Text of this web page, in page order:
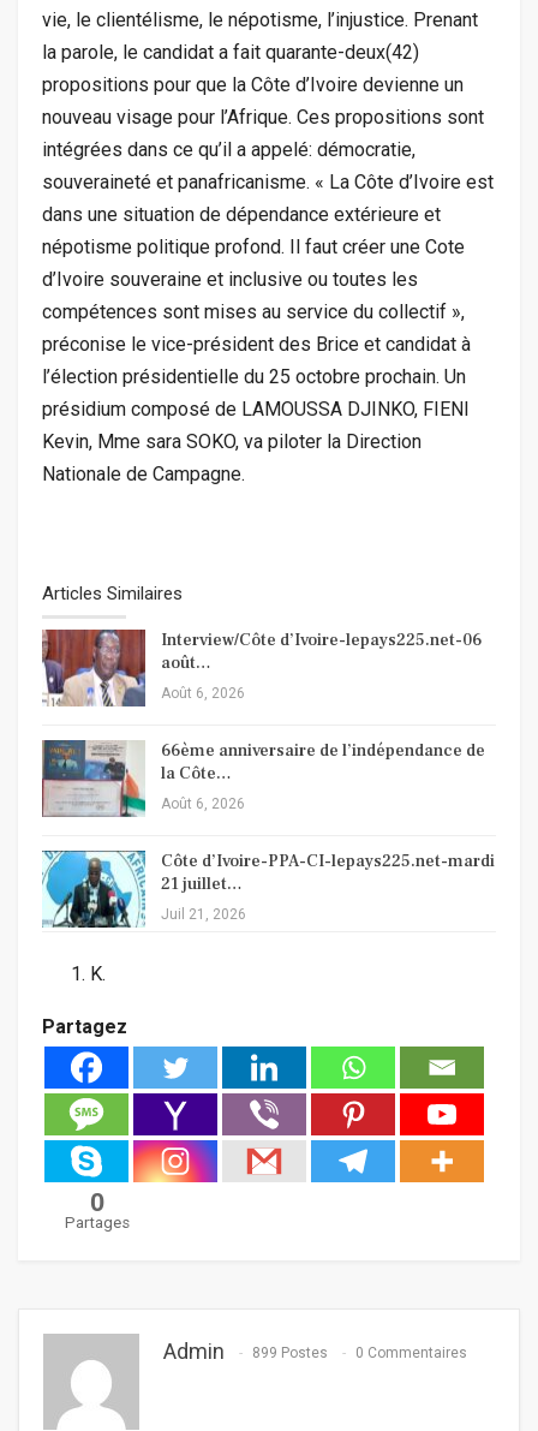
vie, le clientélisme, le népotisme, l’injustice. Prenant
la parole, le candidat a fait quarante-deux(42)
propositions pour que la Côte d’Ivoire devienne un
nouveau visage pour l’Afrique. Ces propositions sont
intégrées dans ce qu’il a appelé: démocratie,
souveraineté et panafricanisme. « La Côte d’Ivoire est
dans une situation de dépendance extérieure et
népotisme politique profond. Il faut créer une Cote
d’Ivoire souveraine et inclusive ou toutes les
compétences sont mises au service du collectif »,
préconise le vice-président des Brice et candidat à
l’élection présidentielle du 25 octobre prochain. Un
présidium composé de LAMOUSSA DJINKO, FIENI
Kevin, Mme sara SOKO, va piloter la Direction
Nationale de Campagne.
Articles Similaires
Interview/Côte d’Ivoire-lepays225.net-06
août…
Août 6, 2026
66ème anniversaire de l’indépendance de
la Côte…
Août 6, 2026
Côte d’Ivoire-PPA-CI-lepays225.net-mardi
21 juillet…
Juil 21, 2026
K.
Partagez
0
Partages
Admin 899 Postes 0 Commentaires